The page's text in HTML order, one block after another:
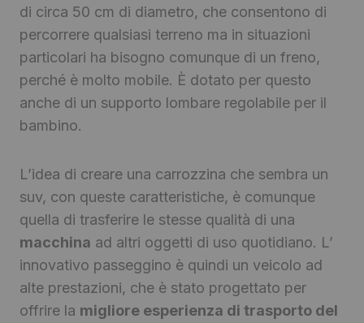
di circa 50 cm di diametro, che consentono di
percorrere qualsiasi terreno ma in situazioni
particolari ha bisogno comunque di un freno,
perché è molto mobile. È dotato per questo
anche di un supporto lombare regolabile per il
bambino.
L’idea di creare una carrozzina che sembra un
suv, con queste caratteristiche, è comunque
quella di trasferire le stesse qualità di una
macchina ad altri oggetti di uso quotidiano. L’
innovativo passeggino è quindi un veicolo ad
alte prestazioni, che è stato progettato per
offrire la migliore esperienza di trasporto del